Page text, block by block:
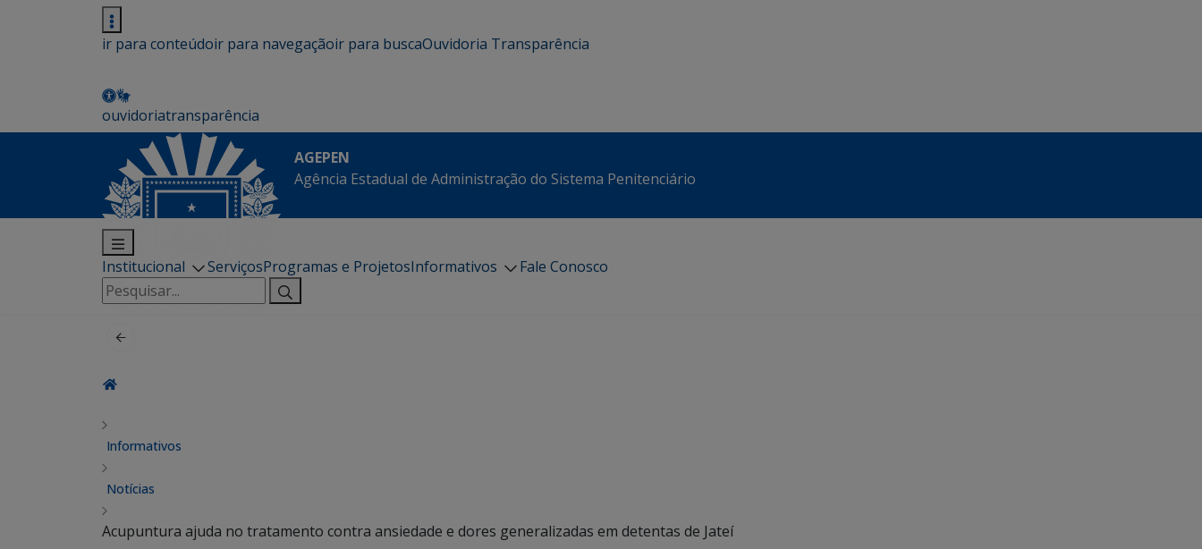
ir para conteúdoir para navegaçãoir para buscaOuvidoria Transparência
ouvidoriatransparência
AGEPEN
Agência Estadual de Administração do Sistema Penitenciário
Institucional ServiçosProgramas e ProjetosInformativos
Fale Conosco
Pesquisar
por:
Informativos
Notícias
Acupuntura ajuda no tratamento contra ansiedade e dores generalizadas em detentas de Jateí